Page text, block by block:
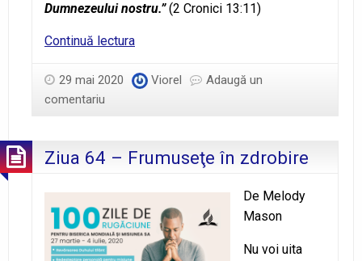
Dumnezeului nostru.”(2 Cronici 13:11)
Continuă lectura2
13:11
29 mai 2020 Viorel
Adaugă un
comentariu
Ziua 64 – Frumuseţe în zdrobire
De Melody
Mason
Nu voi uita